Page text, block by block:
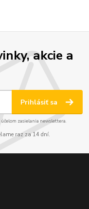
akcie a
Prihlásiť sa
účelom zasielania newslettera.
raz za 14 dní.